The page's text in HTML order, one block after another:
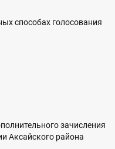
способах голосования
зачисления
Аксайского района